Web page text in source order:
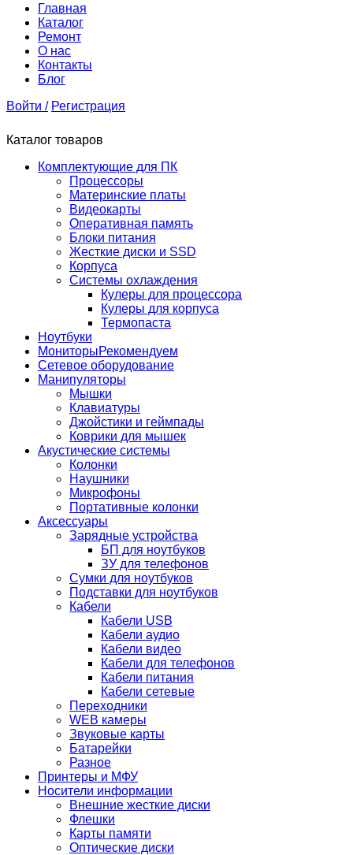
Главная
Каталог
Ремонт
О нас
Контакты
Блог
Войти / Регистрация
Каталог товаров
Комплектующие для ПК
Процессоры
Материнские платы
Видеокарты
Оперативная память
Блоки питания
Жесткие диски и SSD
Корпуса
Системы охлаждения
Кулеры для процессора
Кулеры для корпуса
Термопаста
Ноутбуки
МониторыРекомендуем
Сетевое оборудование
Манипуляторы
Мышки
Клавиатуры
Джойстики и геймпады
Коврики для мышек
Акустические системы
Колонки
Наушники
Микрофоны
Портативные колонки
Аксессуары
Зарядные устройства
БП для ноутбуков
ЗУ для телефонов
Сумки для ноутбуков
Подставки для ноутбуков
Кабели
Кабели USB
Кабели аудио
Кабели видео
Кабели для телефонов
Кабели питания
Кабели сетевые
Переходники
WEB камеры
Звуковые карты
Батарейки
Разное
Принтеры и МФУ
Носители информации
Внешние жесткие диски
Флешки
Карты памяти
Оптические диски